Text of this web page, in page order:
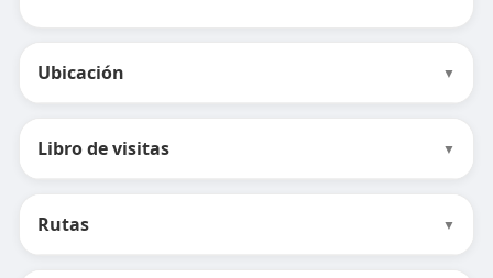
Ubicación ▼
Libro de visitas ▼
Rutas ▼